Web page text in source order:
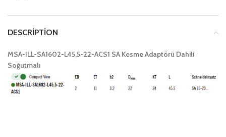
DESCRIPTION
MSA-ILL-SA1602-L45,5-22-ACS1 SA Kesme Adaptörü Dahili
Soğutmalı